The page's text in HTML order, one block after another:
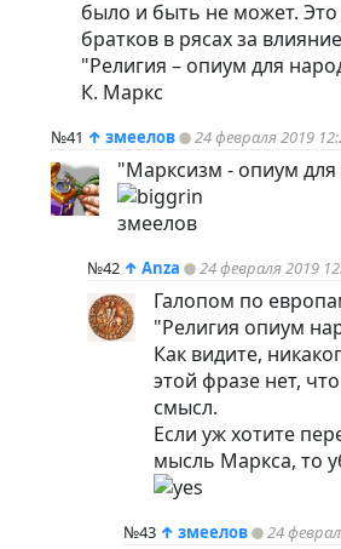
было и быть не может.
братков в рясах за
"Религия – опиум для
К. Маркс
№41 ↑ змеелов 24 февраля 2019
"Марксизм - опиум
змеелов
№42 ↑ Anza 24 февраля 2019
Галопом по
"Религия опиум
Как видите,
этой фразе нет,
смысл.
Если уж хотите
мысль Маркса, то
№43 ↑ змеелов 24